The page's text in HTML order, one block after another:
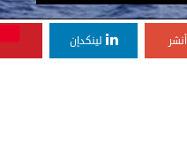
أنشر لينكدإن